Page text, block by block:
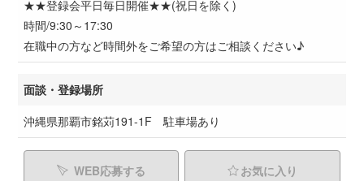
★★登録会平日毎日開催★★(祝日を除く)
時間/9:30～17:30
在職中の方など時間外をご希望の方はご相談ください♪
面談・登録場所
沖縄県那覇市銘苅191-1F 駐車場あり
WEB応募する お気に入り